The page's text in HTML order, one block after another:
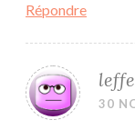
Répondre
30